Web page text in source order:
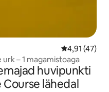
Keskmine
4,91 (47)
– 1 magamistoaga
huvipunkti
Course lähedal